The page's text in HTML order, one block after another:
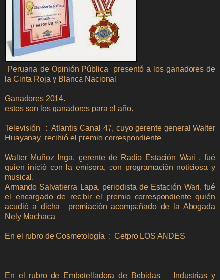
Peruana de Opinión Pública presentó a los ganadores de
la Cinta Roja y Blanca Nacional
Ganadores 2014.
estos son los ganadores para el año.
Televisión : Atlantis Canal 47, cuyo gerente general Walter
Huayanay recibió el premio correspondiente.
Walter Muñoz Inga, gerente de Radio Estación Wari , fué
quien inició con la emisora, con programación noticiosa y
musical.
Armando Salvatierra Lapa, periodista de Estación Wari. fué
el encargado de recibir el premio correspondiente quién
acudió a dicha premiación acompañado de la Abogada
Nely Machaca
En el rubro de Cosmetología : Cetpro LOS ANDES
En el rubro de Embotelladora de Bebidas : Industrias y